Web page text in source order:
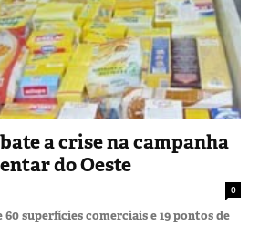
a crise na campanha
do Oeste
0
superfícies comerciais e 19 pontos de